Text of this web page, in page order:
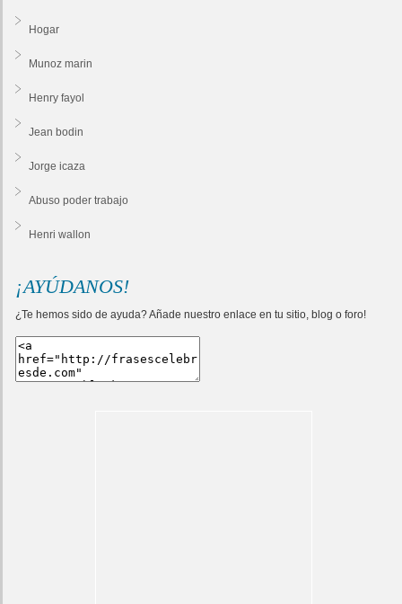
Hogar
Munoz marin
Henry fayol
Jean bodin
Jorge icaza
Abuso poder trabajo
Henri wallon
¡AYÚDANOS!
¿Te hemos sido de ayuda? Añade nuestro enlace en tu sitio, blog o foro!